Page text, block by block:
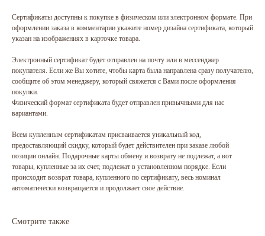
Сертификаты доступны к покупке в физическом или электронном формате. При
оформлении заказа в комментарии укажите номер дизайна сертификата, который
указан на изображениях в карточке товара.
Электронный сертификат будет отправлен на почту или в мессенджер
покупателя. Если же Вы хотите, чтобы карта была направлена сразу получателю,
сообщите об этом менеджеру, который свяжется с Вами после оформления
покупки.
Физический формат сертификата будет отправлен привычными для нас
вариантами.
Всем купленным сертификатам присваивается уникальный код,
предоставляющий скидку, который будет действителен при заказе любой
позиции онлайн. Подарочные карты обмену и возврату не подлежат, а вот
товары, купленные за их счет, подлежат в установленном порядке. Если
происходит возврат товара, купленного по сертификату, весь номинал
автоматически возвращается и продолжает свое действие.
Смотрите также